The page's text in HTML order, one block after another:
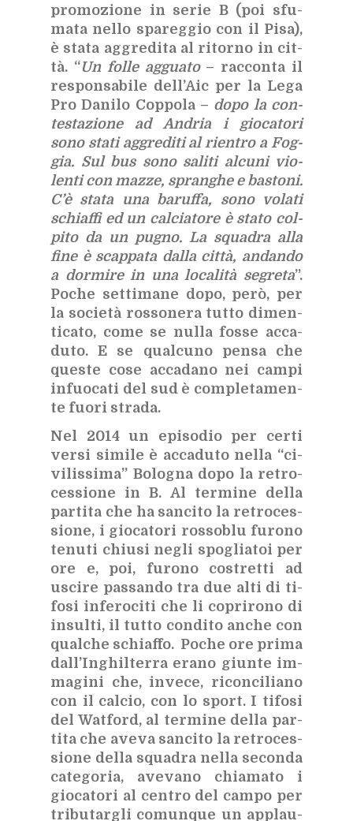
pro­mo­zio­ne in se­rie B (poi sfu­
ma­ta nel­lo spa­reg­gio con il Pisa),
è sta­ta ag­gre­di­ta al ri­tor­no in cit­
tà. “Un fol­le ag­gua­to– rac­con­ta il
re­spon­sa­bi­le del­l’Aic per la Lega
Pro Da­ni­lo Cop­po­la – dopo la con­
te­sta­zio­ne ad An­dria i gio­ca­to­ri
sono sta­ti ag­gre­di­ti al rien­tro a Fog­
gia. Sul bus sono sa­li­ti al­cu­ni vio­
len­ti con maz­ze, spran­ghe e ba­sto­ni.
C’è sta­ta una ba­ruf­fa, sono vo­la­ti
schiaf­fi ed un cal­cia­to­re è sta­to col­
pi­to da un pu­gno. La squa­dra alla
fine è scap­pa­ta dal­la cit­tà, an­dan­do
a dor­mi­re in una lo­ca­li­tà se­gre­ta”.
Po­che set­ti­ma­ne dopo, però, per
la so­cie­tà ros­so­ne­ra tut­to di­men­
ti­ca­to, come se nul­la fos­se ac­ca­
du­to. E se qual­cu­no pen­sa che
que­ste cose ac­ca­da­no nei cam­pi
in­fuo­ca­ti del sud è com­ple­ta­men­
te fuo­ri stra­da.
Nel 2014 un epi­so­dio per cer­ti
ver­si si­mi­le è ac­ca­du­to nel­la “ci­
vi­lis­si­ma” Bo­lo­gna dopo la re­tro­
ces­sio­ne in B. Al ter­mi­ne del­la
par­ti­ta che ha san­ci­to la re­tro­ces­
sio­ne, i gio­ca­to­ri ros­so­blu fu­ro­no
te­nu­ti chiu­si ne­gli spo­glia­toi per
ore e, poi, fu­ro­no co­stret­ti ad
usci­re pas­san­do tra due alti di ti­
fo­si in­fe­ro­ci­ti che li co­pri­ro­no di
in­sul­ti, il tut­to con­di­to an­che con
qual­che schiaf­fo. Po­che ore pri­ma
dal­l’In­ghil­ter­ra era­no giun­te im­
ma­gi­ni che, in­ve­ce, ri­con­ci­lia­no
con il cal­cio, con lo sport. I ti­fo­si
del Wat­ford, al ter­mi­ne del­la par­
ti­ta che ave­va san­ci­to la re­tro­ces­
sio­ne del­la squa­dra nel­la se­con­da
ca­te­go­ria, ave­va­no chia­ma­to i
gio­ca­to­ri al cen­tro del cam­po per
tri­bu­tar­gli co­mun­que un ap­plau­